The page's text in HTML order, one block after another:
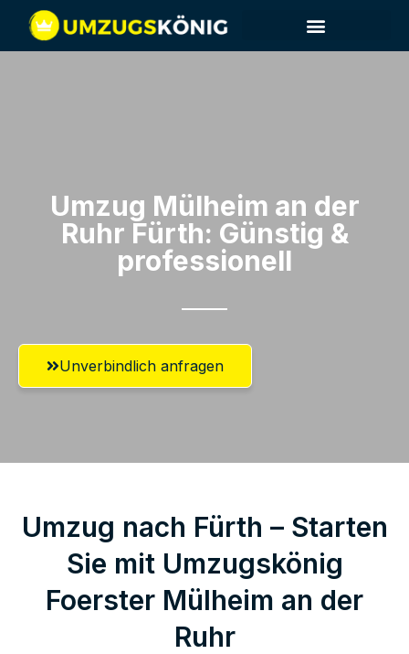
Umzug Mülheim an der
Ruhr​ Fürth: Günstig &
professionell​
Unverbindlich anfragen
Umzug nach Fürth – Starten
Sie mit Umzugskönig
Foerster Mülheim an der
Ruhr